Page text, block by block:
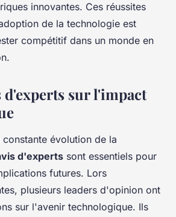
innovantes. Ces réussites
de la technologie est
compétitif dans un monde en
d'experts sur l'impact
évolution de la
d'experts sont essentiels pour
futures. Lors
plusieurs leaders d'opinion ont
sur l'avenir technologique. Ils